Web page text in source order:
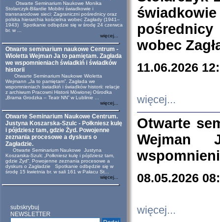
Otwarte Seminarium Naukowe Monika
Stolarczyk-Bilardie Mobilni świadkowie i
transnarodowe sieci: Zagraniczni pośrednicy oraz
polska hierarchia kościelna wobec Zagłady (1941–
1943) Spotkanie odbędzie się w środę 24 czerwca
br. w ...
więcej...
Otwarte seminarium naukowe Centrum -
Wioletta Wejman Ja to pamiętam. Zagłada
we wspomnieniach świadkiń i świadków
historii
Otwarte Seminarium Naukowe Wioletta
Wejmann „Ja to pamiętam”. Zagłada we
wspomnieniach świadkiń i świadków historii: relacje
z archiwum Pracowni Historii Mówionej Ośrodka
„Brama Grodzka – Teatr NN” w Lublinie ...
więcej...
Otwarte Seminarium Naukowe Centrum.
Justyna Koszarska-Szulc - Połkniesz kulę
i pójdziesz tam, gdzie Żyd. Powojenne
zeznania procesowe a dyskurs o
Zagładzie.
Otwarte Seminarium Naukowe Justyna
Koszarska-Szulc „Połkniesz kulę i pójdziesz tam,
gdzie Żyd”. Powojenne zeznania procesowe a
dyskurs o Zagładzie Spotkanie odbędzie się w
środę 15 kwietnia br. w sali 161 w Pałacu St...
więcej...
subskrybuj
NEWSLETTER
wobec
11.06.2026
więcej...
Otwarte
Wejman
08.05.2026
więcej...